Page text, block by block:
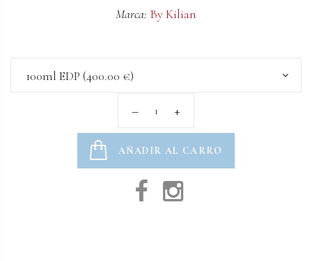
Marca: By Kilian
100ml EDP (400.00 €)
AÑADIR AL CARRO